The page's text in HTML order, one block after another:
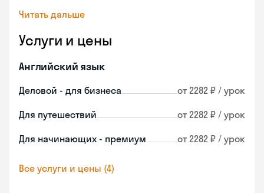
Читать дальше
Услуги и цены
Английский язык
Деловой - для бизнеса от 2282 ₽ / урок
Для путешествий от 2282 ₽ / урок
Для начинающих - премиум от 2282 ₽ / урок
Все услуги и цены (4)